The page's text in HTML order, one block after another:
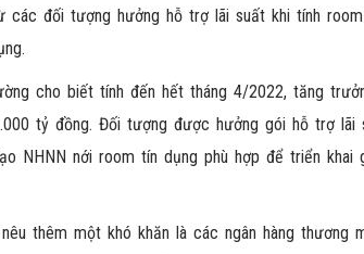
đối tượng hưởng hỗ trợ lãi suất khi tính
cho biết tính đến hết tháng 4/2022, tăng
tỷ đồng. Đối tượng được hưởng gói hỗ trợ
NHNN nới room tín dụng phù hợp để triển
thêm một khó khăn là các ngân hàng thương